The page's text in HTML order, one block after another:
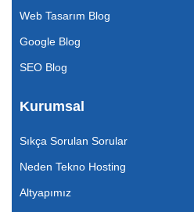
Web Tasarım Blog
Google Blog
SEO Blog
Kurumsal
Sıkça Sorulan Sorular
Neden Tekno Hosting
Altyapımız